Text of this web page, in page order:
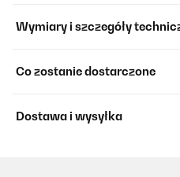
Wymiary i szczegóły
Co zostanie dostarczone
Dostawa i wysyłka